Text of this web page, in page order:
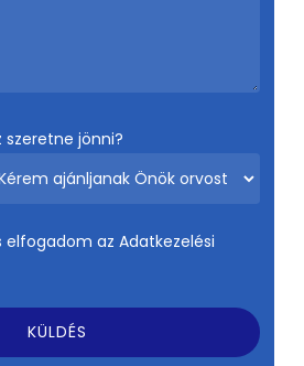
szeretne jönni?
elfogadom azAdatkezelési